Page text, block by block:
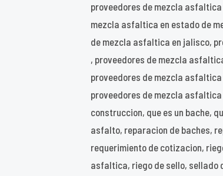
proveedores de mezcla
mezcla asfaltica en estado de
de mezcla asfaltica en jalisco,
, proveedores de mezcla
proveedores de mezcla
proveedores de mezcla
construccion, que es un bache,
asfalto, reparacion de baches,
requerimiento de cotizacion,
asfaltica, riego de sello,